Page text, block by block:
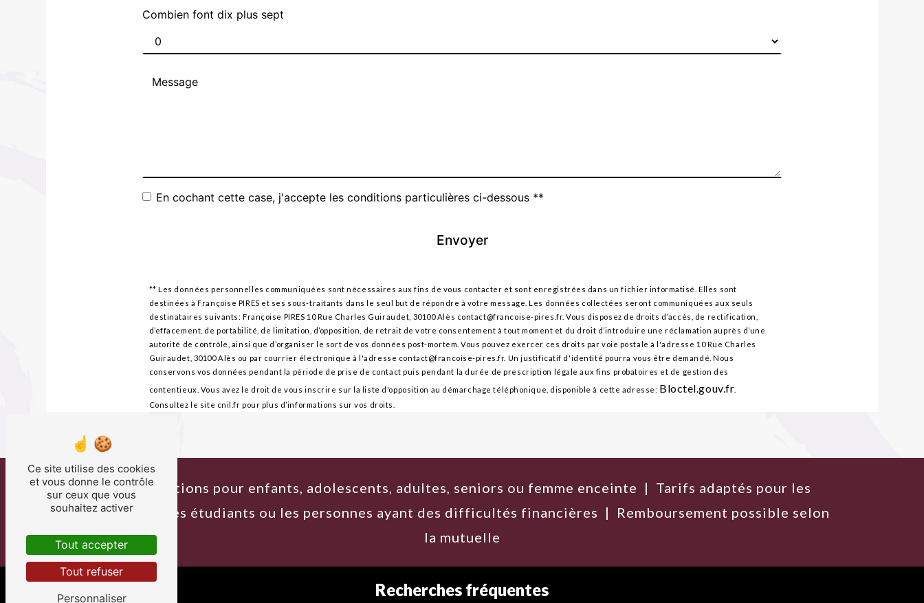
Combien font dix plus sept
En cochant cette case, j'accepte les conditions particulières ci-dessous **
Envoyer
** Les données personnelles communiquées sont nécessaires aux fins de vous contacter et sont enregistrées dans un fichier informatisé. Elles sont
destinées à Françoise PIRES et ses sous-traitants dans le seul but de répondre à votre message. Les données collectées seront communiquées aux seuls
destinataires suivants: Françoise PIRES 10 Rue Charles Guiraudet, 30100 Alès contact@francoise-pires.fr. Vous disposez de droits d’accès, de rectification,
d’effacement, de portabilité, de limitation, d’opposition, de retrait de votre consentement à tout moment et du droit d’introduire une réclamation auprès d’une
autorité de contrôle, ainsi que d’organiser le sort de vos données post-mortem. Vous pouvez exercer ces droits par voie postale à l'adresse 10 Rue Charles
Guiraudet, 30100 Alès ou par courrier électronique à l'adresse contact@francoise-pires.fr. Un justificatif d'identité pourra vous être demandé. Nous
conservons vos données pendant la période de prise de contact puis pendant la durée de prescription légale aux fins probatoires et de gestion des
contentieux. Vous avez le droit de vous inscrire sur la liste d'opposition au démarchage téléphonique, disponible à cette adresse: Bloctel.gouv.fr
Consultez le site cnil.fr pour plus d’informations sur vos droits.
Consultations pour enfants, adolescents, adultes, seniors ou femme enceinte | Tarifs adaptés pour les
chômeurs, les étudiants ou les personnes ayant des difficultés financières | Remboursement possible selon
la mutuelle
Recherches fréquentes
Ce site utilise des cookies
et vous donne le contrôle
sur ceux que vous
souhaitez activer
Tout accepter
Tout refuser
Personnaliser